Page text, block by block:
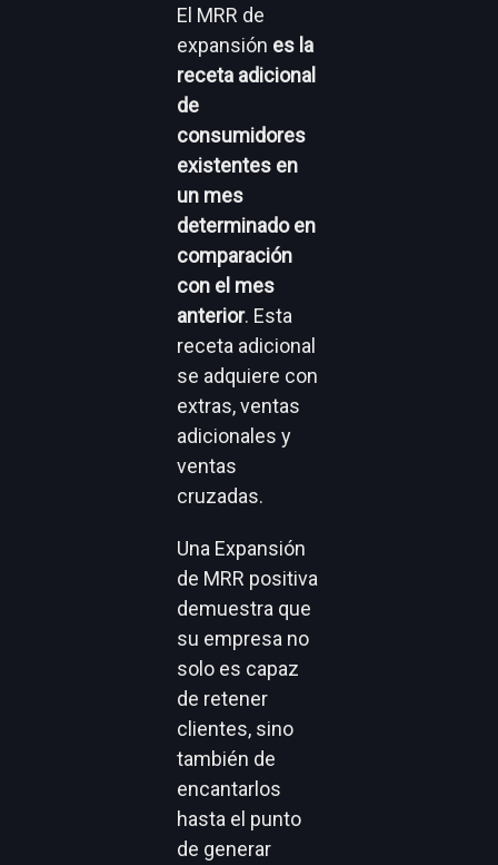
El MRR de
expansión es la
receta adicional
de
consumidores
existentes en
un mes
determinado en
comparación
con el mes
anterior. Esta
receta adicional
se adquiere con
extras, ventas
adicionales y
ventas
cruzadas.
Una Expansión
de MRR positiva
demuestra que
su empresa no
solo es capaz
de retener
clientes, sino
también de
encantarlos
hasta el punto
de generar